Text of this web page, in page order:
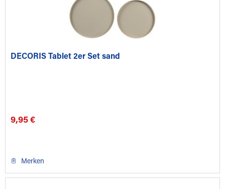
DECORIS Tablet 2er Set sand
9,95 €
Merken